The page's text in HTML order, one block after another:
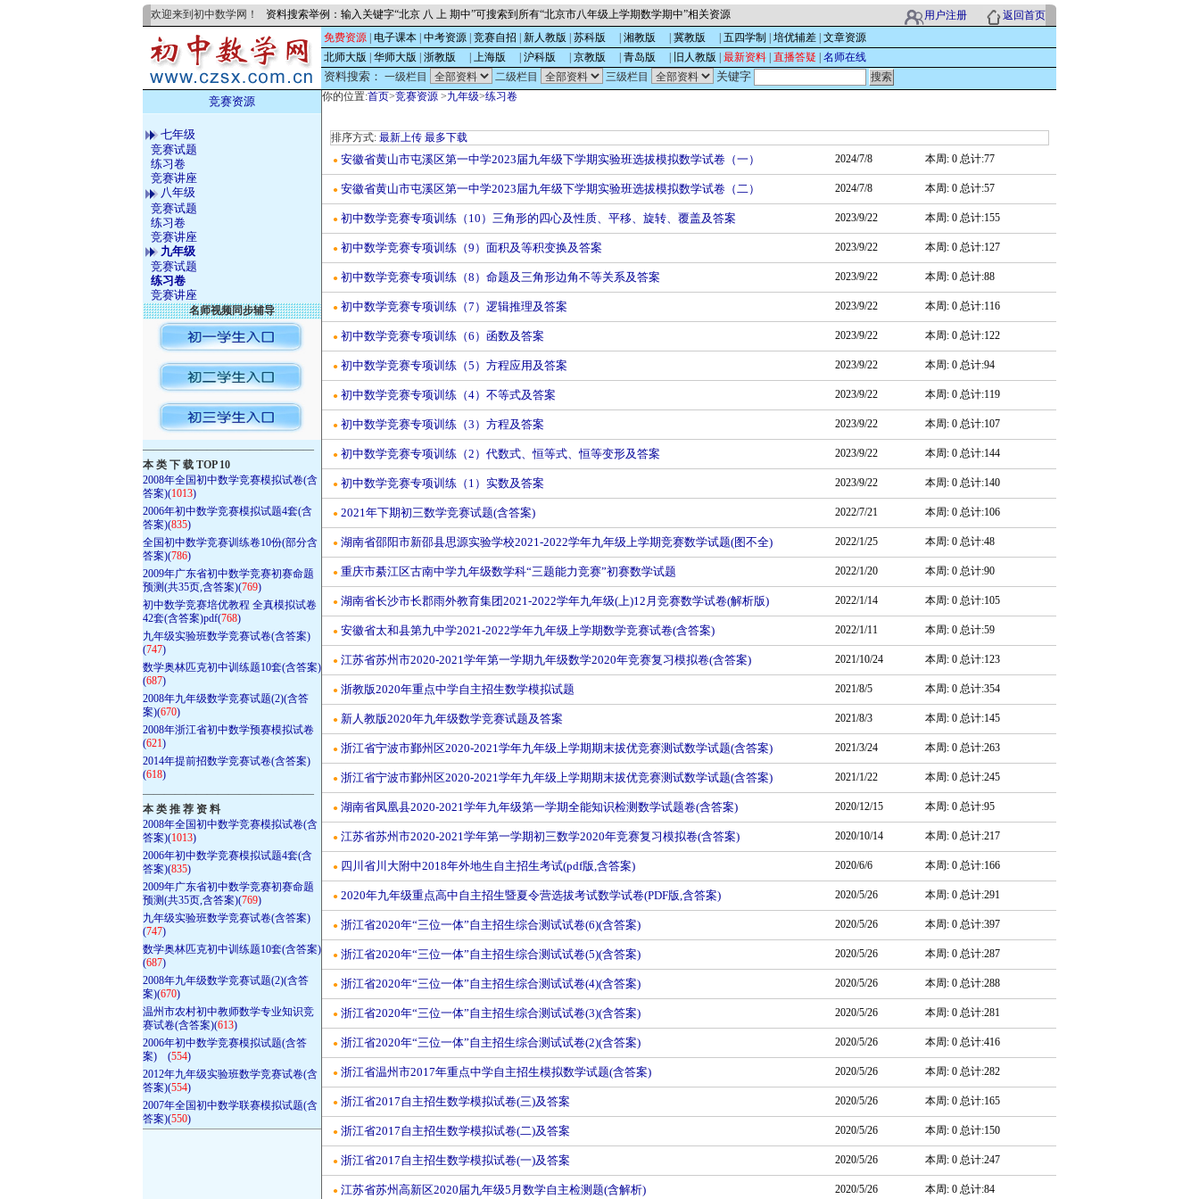
欢迎来到初中数学网！ 资料搜索举例：输入关键字“北京 八 上 期中”可搜索到所有“北京市八年级上学期数学期中”相关资源 用户注册
返回首页
免费资源 电子课本 中考资源 竞赛自招 新人教版 苏科版 湘教版 冀教版 五四学制 培优辅差 文章资源
北师大版
华师大版 浙教版 上海版 沪科版 京教版 青岛版 旧人教版 最新资料 直播答疑 名师在线
资料搜索： 一级栏目 二级栏目 三级栏目
关键字
竞赛资源
七年级
竞赛试题
练习卷
竞赛讲座
八年级
竞赛试题
练习卷
竞赛讲座
九年级
竞赛试题
练习卷
竞赛讲座
名师视频同步辅导
————————————————
本 类 下 载 TOP 10
2008年全国初中数学竞赛模拟试卷(含
答案)(1013)
2006年初中数学竞赛模拟试题4套(含
答案)(835)
全国初中数学竞赛训练卷10份(部分含
答案)(786)
2009年广东省初中数学竞赛初赛命题
预测(共35页,含答案)(769)
初中数学竞赛培优教程 全真模拟试卷
42套(含答案)pdf(768)
九年级实验班数学竞赛试卷(含答案)
(747)
数学奥林匹克初中训练题10套(含答案)
(687)
2008年九年级数学竞赛试题(2)(含答
案)(670)
2008年浙江省初中数学预赛模拟试卷
(621)
2014年提前招数学竞赛试卷(含答案)
(618)
————————————————
本 类 推 荐 资 料
2008年全国初中数学竞赛模拟试卷(含
答案)(1013)
2006年初中数学竞赛模拟试题4套(含
答案)(835)
2009年广东省初中数学竞赛初赛命题
预测(共35页,含答案)(769)
九年级实验班数学竞赛试卷(含答案)
(747)
数学奥林匹克初中训练题10套(含答案)
(687)
2008年九年级数学竞赛试题(2)(含答
案)(670)
温州市农村初中教师数学专业知识竞
赛试卷(含答案)(613)
2006年初中数学竞赛模拟试题(含答
案) (554)
2012年九年级实验班数学竞赛试卷(含
答案)(554)
2007年全国初中数学联赛模拟试题(含
答案)(550)
你的位置:首页>竞赛资源 >九年级>练习卷
排序方式: 最新上传 最多下载
● 安徽省黄山市屯溪区第一中学2023届九年级下学期实验班选拔模拟数学试卷（一） 2024/7/8 本周: 0 总计:77
● 安徽省黄山市屯溪区第一中学2023届九年级下学期实验班选拔模拟数学试卷（二） 2024/7/8 本周: 0 总计:57
● 初中数学竞赛专项训练（10）三角形的四心及性质、平移、旋转、覆盖及答案 2023/9/22 本周: 0 总计:155
● 初中数学竞赛专项训练（9）面积及等积变换及答案 2023/9/22 本周: 0 总计:127
● 初中数学竞赛专项训练（8）命题及三角形边角不等关系及答案 2023/9/22 本周: 0 总计:88
● 初中数学竞赛专项训练（7）逻辑推理及答案 2023/9/22 本周: 0 总计:116
● 初中数学竞赛专项训练（6）函数及答案 2023/9/22 本周: 0 总计:122
● 初中数学竞赛专项训练（5）方程应用及答案 2023/9/22 本周: 0 总计:94
● 初中数学竞赛专项训练（4）不等式及答案 2023/9/22 本周: 0 总计:119
● 初中数学竞赛专项训练（3）方程及答案 2023/9/22 本周: 0 总计:107
● 初中数学竞赛专项训练（2）代数式、恒等式、恒等变形及答案 2023/9/22 本周: 0 总计:144
● 初中数学竞赛专项训练（1）实数及答案 2023/9/22 本周: 0 总计:140
● 2021年下期初三数学竞赛试题(含答案) 2022/7/21 本周: 0 总计:106
● 湖南省邵阳市新邵县思源实验学校2021-2022学年九年级上学期竞赛数学试题(图不全) 2022/1/25 本周: 0 总计:48
● 重庆市綦江区古南中学九年级数学科“三题能力竞赛”初赛数学试题 2022/1/20 本周: 0 总计:90
● 湖南省长沙市长郡雨外教育集团2021-2022学年九年级(上)12月竞赛数学试卷(解析版) 2022/1/14 本周: 0 总计:105
● 安徽省太和县第九中学2021-2022学年九年级上学期数学竞赛试卷(含答案) 2022/1/11 本周: 0 总计:59
● 江苏省苏州市2020-2021学年第一学期九年级数学2020年竞赛复习模拟卷(含答案) 2021/10/24 本周: 0 总计:123
● 浙教版2020年重点中学自主招生数学模拟试题 2021/8/5 本周: 0 总计:354
● 新人教版2020年九年级数学竞赛试题及答案 2021/8/3 本周: 0 总计:145
● 浙江省宁波市鄞州区2020-2021学年九年级上学期期末拔优竞赛测试数学试题(含答案) 2021/3/24 本周: 0 总计:263
● 浙江省宁波市鄞州区2020-2021学年九年级上学期期末拔优竞赛测试数学试题(含答案) 2021/1/22 本周: 0 总计:245
● 湖南省凤凰县2020-2021学年九年级第一学期全能知识检测数学试题卷(含答案) 2020/12/15 本周: 0 总计:95
● 江苏省苏州市2020-2021学年第一学期初三数学2020年竞赛复习模拟卷(含答案) 2020/10/14 本周: 0 总计:217
● 四川省川大附中2018年外地生自主招生考试(pdf版,含答案) 2020/6/6 本周: 0 总计:166
● 2020年九年级重点高中自主招生暨夏令营选拔考试数学试卷(PDF版,含答案) 2020/5/26 本周: 0 总计:291
● 浙江省2020年“三位一体”自主招生综合测试试卷(6)(含答案) 2020/5/26 本周: 0 总计:397
● 浙江省2020年“三位一体”自主招生综合测试试卷(5)(含答案) 2020/5/26 本周: 0 总计:287
● 浙江省2020年“三位一体”自主招生综合测试试卷(4)(含答案) 2020/5/26 本周: 0 总计:288
● 浙江省2020年“三位一体”自主招生综合测试试卷(3)(含答案) 2020/5/26 本周: 0 总计:281
● 浙江省2020年“三位一体”自主招生综合测试试卷(2)(含答案) 2020/5/26 本周: 0 总计:416
● 浙江省温州市2017年重点中学自主招生模拟数学试题(含答案) 2020/5/26 本周: 0 总计:282
● 浙江省2017自主招生数学模拟试卷(三)及答案 2020/5/26 本周: 0 总计:165
● 浙江省2017自主招生数学模拟试卷(二)及答案 2020/5/26 本周: 0 总计:150
● 浙江省2017自主招生数学模拟试卷(一)及答案 2020/5/26 本周: 0 总计:247
● 江苏省苏州高新区2020届九年级5月数学自主检测题(含解析) 2020/5/26 本周: 0 总计:84